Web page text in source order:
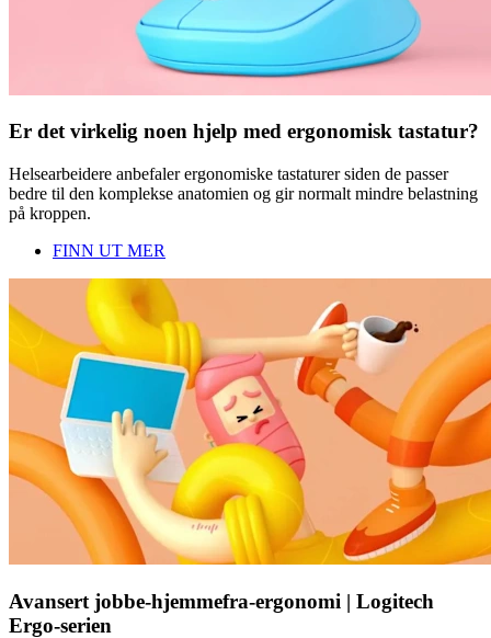
Er det virkelig noen hjelp med ergonomisk tastatur?
Helsearbeidere anbefaler ergonomiske tastaturer siden de passer
bedre til den komplekse anatomien og gir normalt mindre belastning
på kroppen.
FINN UT MER
Avansert jobbe-hjemmefra-ergonomi | Logitech
Ergo-serien